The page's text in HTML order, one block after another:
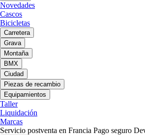
Novedades
Cascos
Bicicletas
Carretera
Grava
Montaña
BMX
Ciudad
Piezas de recambio
Equipamientos
Taller
Liquidación
Marcas
Servicio postventa en Francia Pago seguro